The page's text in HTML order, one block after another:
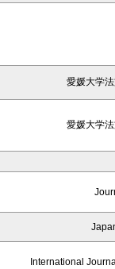
愛媛大学
愛媛大学
International